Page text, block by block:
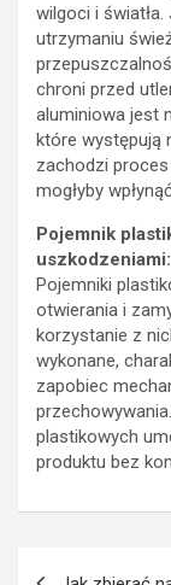
wilgoci i
utrzymaniu
chroni przed
aluminiowa jest
które występują
zachodzi
mogłyby
Pojemnik
uszkodzeniami:
Pojemniki
otwierania i
korzystanie z
wykonane,
zapobiec
plastikowych
produktu bez